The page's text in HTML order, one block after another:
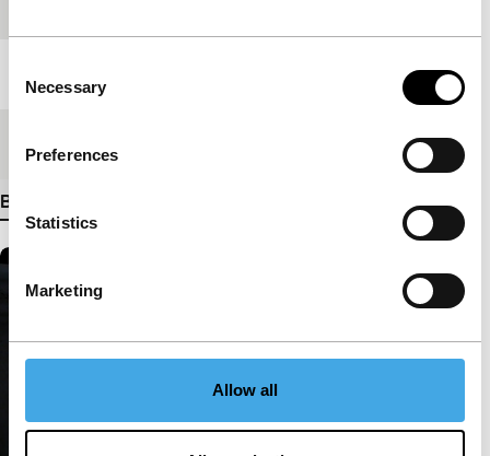
Selection
Necessary
Preferences
Statistics
Marketing
Allow all
Medium/Formaat
Bekijk meer details